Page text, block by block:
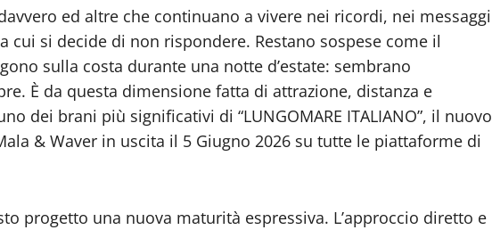
ed altre che continuano a vivere nei ricordi, nei messaggi
cui si decide di non rispondere. Restano sospese come il
sulla costa durante una notte d’estate: sembrano
È da questa dimensione fatta di attrazione, distanza e
dei brani più significativi di “LUNGOMARE ITALIANO”, il nuovo
& Waver in uscita il 5 Giugno 2026 su tutte le piattaforme di
progetto una nuova maturità espressiva. L’approccio diretto e